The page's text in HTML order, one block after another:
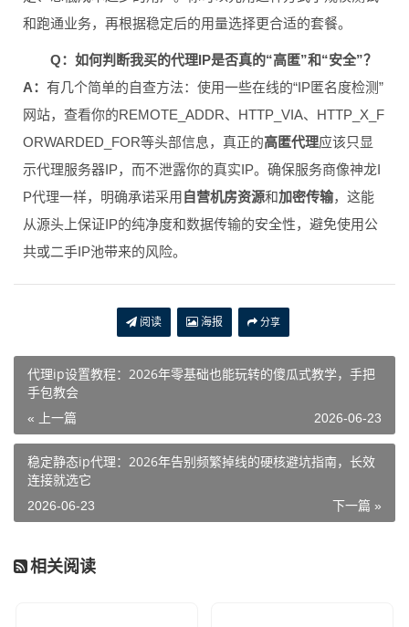
和跑通业务，再根据稳定后的用量选择更合适的套餐。
Q：如何判断我买的代理IP是否真的“高匿”和“安全”？
A： 有几个简单的自查方法：使用一些在线的“IP匿名度检测”
网站，查看你的REMOTE_ADDR、HTTP_VIA、HTTP_X_F
ORWARDED_FOR等头部信息，真正的高匿代理应该只显
示代理服务器IP，而不泄露你的真实IP。确保服务商像神龙I
P代理一样，明确承诺采用 自营机房资源和加密传输，这能
从源头上保证IP的纯净度和数据传输的安全性，避免使用公
共或二手IP池带来的风险。
阅读 海报 分享
代理ip设置教程：2026年零基础也能玩转的傻瓜式教学，手把
手包教会
« 上一篇 2026-06-23
稳定静态ip代理：2026年告别频繁掉线的硬核避坑指南，长效
连接就选它
下一篇 »
2026-06-23
相关阅读